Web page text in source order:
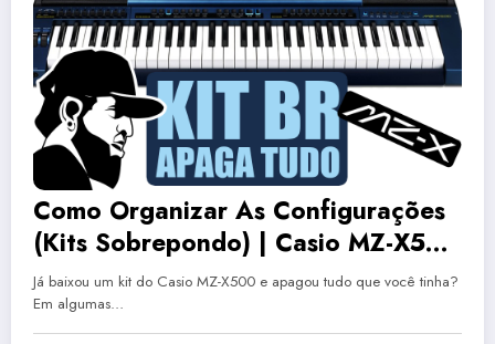
Como Organizar As Configurações
(Kits Sobrepondo) | Casio MZ-X500
(MZXEP15)
Já baixou um kit do Casio MZ-X500 e apagou tudo que você tinha?
Em algumas…